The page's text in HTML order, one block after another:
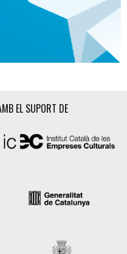
EL SUPORT DE